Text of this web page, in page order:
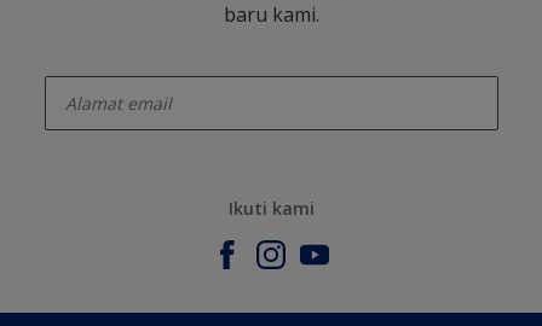
baru kami.
Ikuti kami